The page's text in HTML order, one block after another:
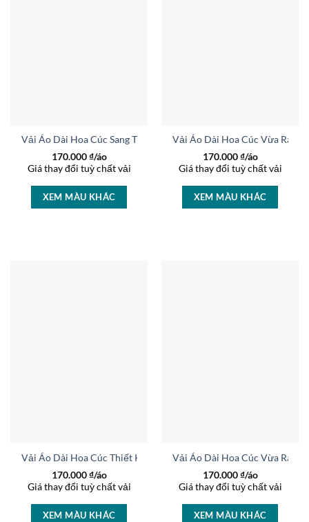
Vải Áo Dài Hoa Cúc Sang Trọng AD 44959
170.000₫/áo
Giá thay đổi tuỳ chất vải
XEM MÀU KHÁC
Vải Áo Dài Hoa Cúc Vừa Ra
170.000₫/áo
Giá thay đổi tuỳ chất vải
XEM MÀU KHÁC
Vải Áo Dài Hoa Cúc Thiết Kế 2025 AD 44783
170.000₫/áo
Giá thay đổi tuỳ chất vải
XEM MÀU KHÁC
Vải Áo Dài Hoa Cúc Vừa Ra
170.000₫/áo
Giá thay đổi tuỳ chất vải
XEM MÀU KHÁC